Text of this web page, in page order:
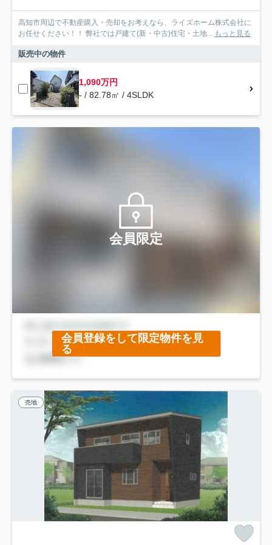
高知市周辺で不動産購入・売却をお考えなら、ライズホーム株式会社に
お任せください！！ 弊社では戸建て(新・中古)住宅・土地... もっと見る
販売中の物件
1,090万円
- / 82.78㎡ / 4SLDK
会員限定
会員登録をして限定物件を見
る
売地